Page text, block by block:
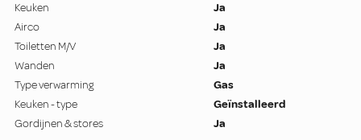
Keuken
Ja
Airco
Ja
Toiletten M/V
Ja
Wanden
Ja
Type verwarming
Gas
Keuken - type
Geïnstalleerd
Gordijnen & stores
Ja